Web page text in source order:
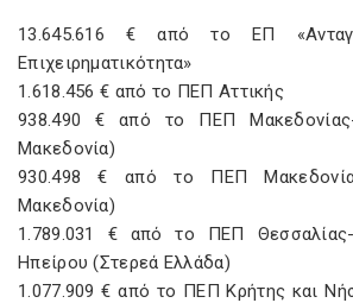
13.645.616 € από το ΕΠ
Επιχειρηματικότητα»
1.618.456 € από το ΠΕΠ Αττικής
938.490 € από το ΠΕΠ Μακεδονίας-
Μακεδονία)
930.498 € από το ΠΕΠ
Μακεδονία)
1.789.031 € από το ΠΕΠ Θεσσαλίας-
Ηπείρου (Στερεά Ελλάδα)
1.077.909 € από το ΠΕΠ Κρήτης και